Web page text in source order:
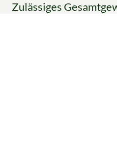
Zulässiges